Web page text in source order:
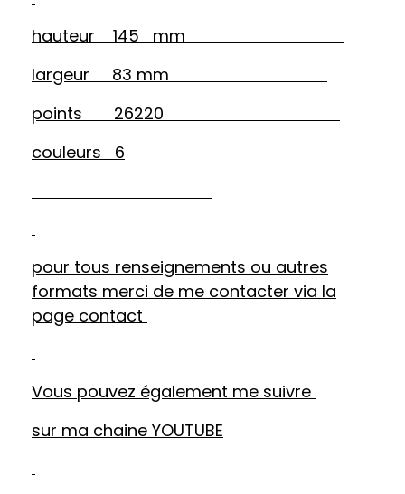
hauteur 145 mm
largeur 83 mm
points 26220
couleurs 6
pour tous renseignements ou autres
formats merci de me contacter via la
page contact
Vous pouvez également me suivre
sur ma chaine YOUTUBE